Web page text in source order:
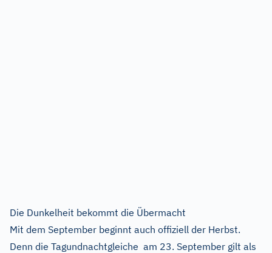
Die Dunkelheit bekommt die Übermacht
Mit dem September beginnt auch offiziell der Herbst.
Denn die Tagundnachtgleiche am 23. September gilt als